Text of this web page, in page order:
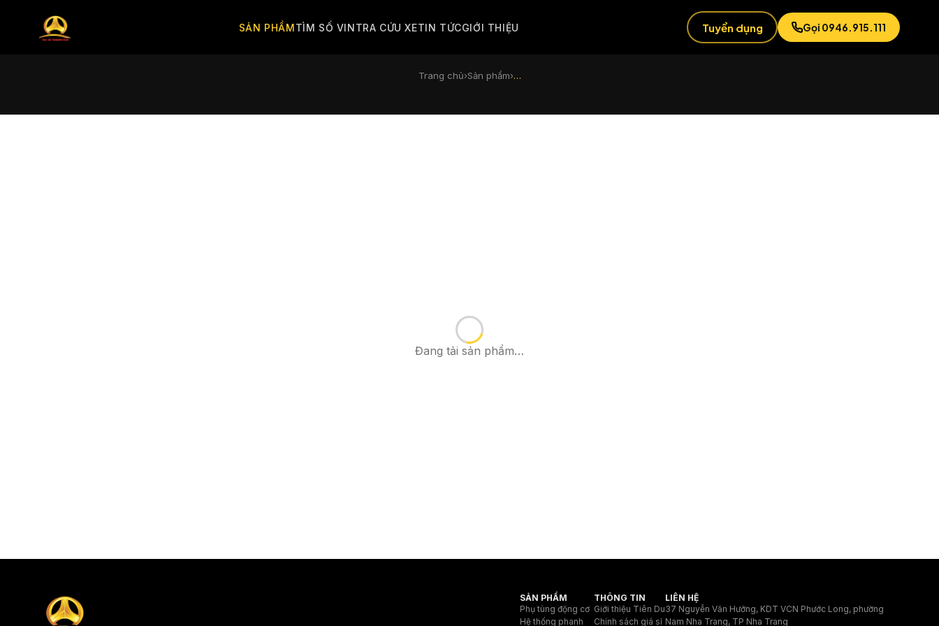
SẢN PHẨMTÌM SỐ VINTRA CỨU XETIN TỨCGIỚI THIỆU Tuyển dụng Gọi 0946.915.111
Trang chủ›Sản phẩm›…
Đang tải sản phẩm…
SẢN PHẨM
Phụ tùng động cơ
Hệ thống phanh
THÔNG TIN
Giới thiệu Tiên Du
Chính sách giá sỉ
LIÊN HỆ
37 Nguyễn Văn Hưởng, KDT VCN Phước Long, phường
Nam Nha Trang, TP Nha Trang